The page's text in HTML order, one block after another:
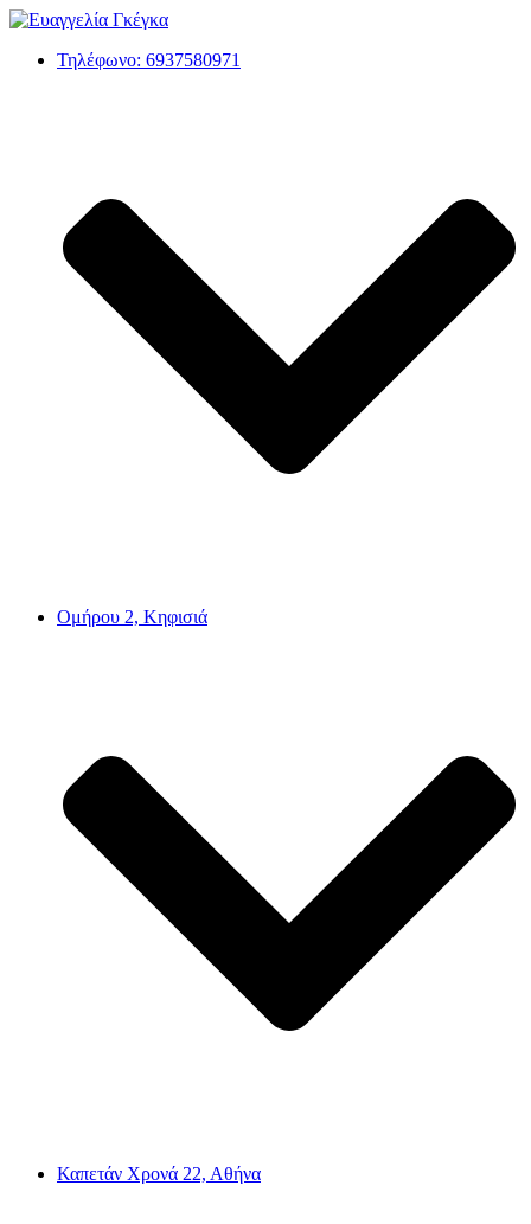
Τηλέφωνο: 6937580971
Ομήρου 2, Κηφισιά
Καπετάν Χρονά 22, Αθήνα